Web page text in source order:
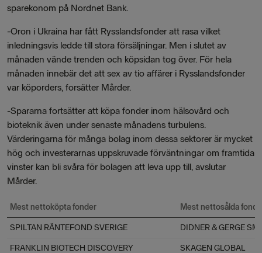
sparekonom på Nordnet Bank.
-Oron i Ukraina har fått Rysslandsfonder att rasa vilket
inledningsvis ledde till stora försäljningar. Men i slutet av
månaden vände trenden och köpsidan tog över. För hela
månaden innebär det att sex av tio affärer i Rysslandsfonder
var köporders, forsätter Mårder.
-Spararna fortsätter att köpa fonder inom hälsovård och
bioteknik även under senaste månadens turbulens.
Värderingarna för många bolag inom dessa sektorer är mycket
hög och investerarnas uppskruvade förväntningar om framtida
vinster kan bli svåra för bolagen att leva upp till, avslutar
Mårder.
Mest nettoköpta fonder Mest nettosålda
SPILTAN RÄNTEFOND SVERIGE DIDNER & GERGE
FRANKLIN BIOTECH DISCOVERY SKAGEN GLOBAL